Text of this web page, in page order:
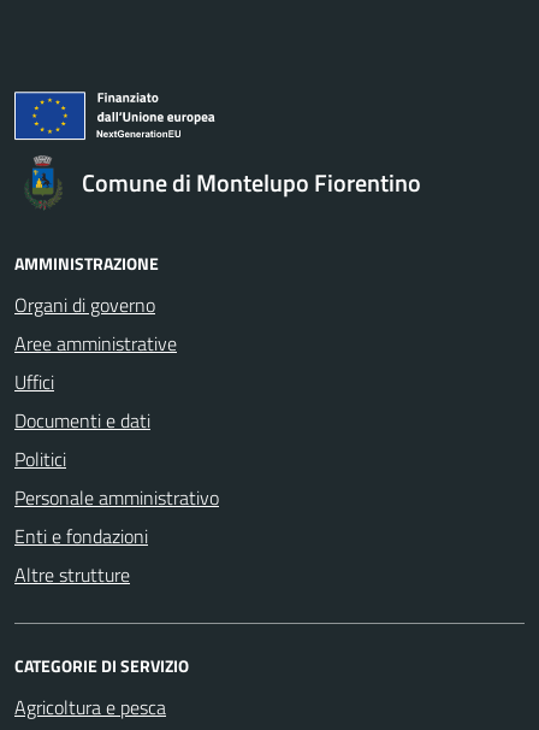
Comune di Montelupo Fiorentino
AMMINISTRAZIONE
Organi di governo
Aree amministrative
Uffici
Documenti e dati
Politici
Personale amministrativo
Enti e fondazioni
Altre strutture
CATEGORIE DI SERVIZIO
Agricoltura e pesca